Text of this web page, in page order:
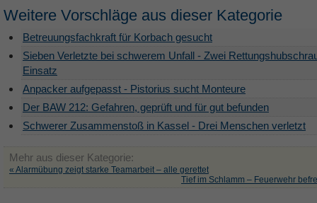
Weitere Vorschläge aus dieser Kategorie
Betreuungsfachkraft für Korbach gesucht
Sieben Verletzte bei schwerem Unfall - Zwei
Einsatz
Anpacker aufgepasst - Pistorius sucht Monteure
Der BAW 212: Gefahren, geprüft und für gut befunden
Schwerer Zusammenstoß in Kassel - Drei Menschen verletzt
Mehr aus dieser Kategorie:
« Alarmübung zeigt starke Teamarbeit – alle gerettet
Tief im Schlamm – Feuerwehr